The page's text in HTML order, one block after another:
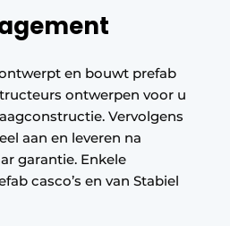
en bouwt prefab
ontwerpen voor u
Vervolgens
aan en leveren na
garantie. Enkele
casco’s en van Stabiel